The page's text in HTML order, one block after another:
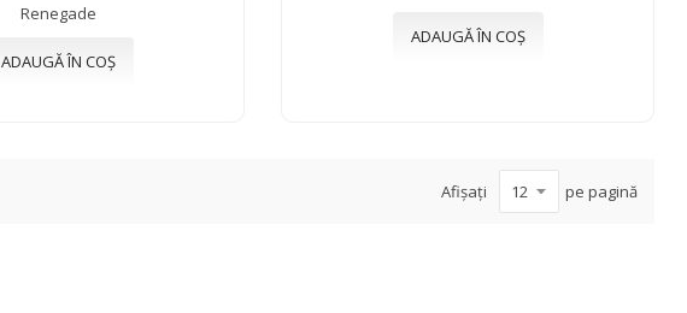
Renegade
ADAUGĂ ÎN COȘ
ADAUGĂ ÎN COȘ
Afișați pe pagină